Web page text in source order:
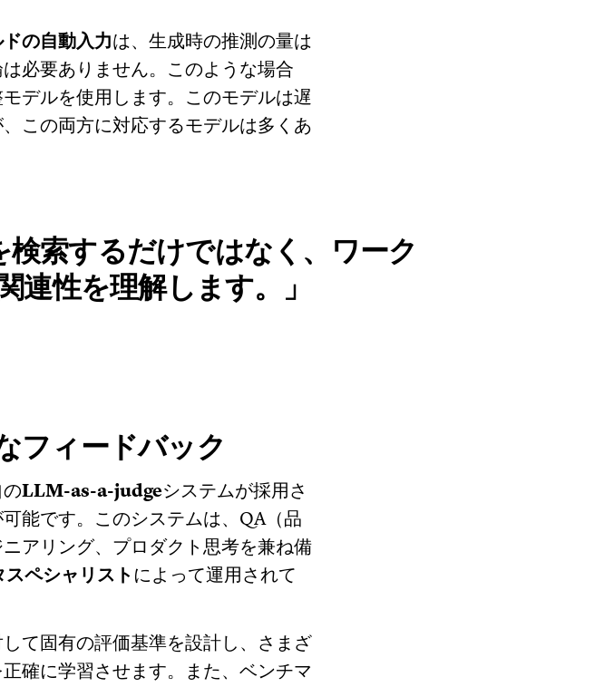
の自動入力は、生成時の推測の量は
必要ありません。このような場合
デルを使用します。このモデルは遅
この両方に対応するモデルは多くあ
索するだけではなく、ワーク
連性を理解します。
フィードバック
LLM-as-a-judgeシステムが採用さ
能です。このシステムは、QA（品
アリング、プロダクト思考を兼ね備
ペシャリスト によって運用されて
て固有の評価基準を設計し、さまざ
確に学習させます。また、ベンチマ